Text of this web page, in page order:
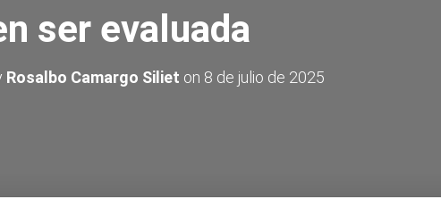
ser evaluada
Rosalbo Camargo Siliet on 8 de julio de 2025